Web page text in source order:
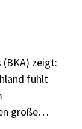
zeigt:
fühlt
große